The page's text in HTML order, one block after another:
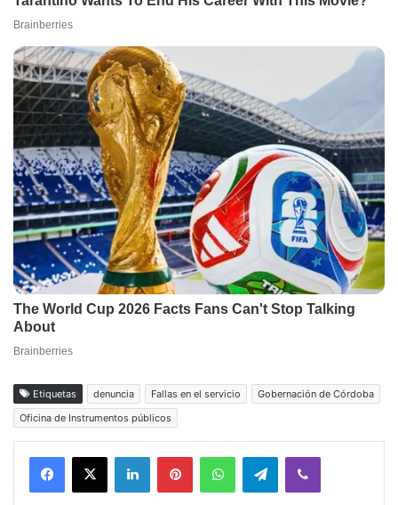
Etiquetas denuncia Fallas en el servicio
Gobernación de Córdoba
Oficina de Instrumentos públicos
Facebook
X LinkedInPinterestWhatsAppTelegramViber